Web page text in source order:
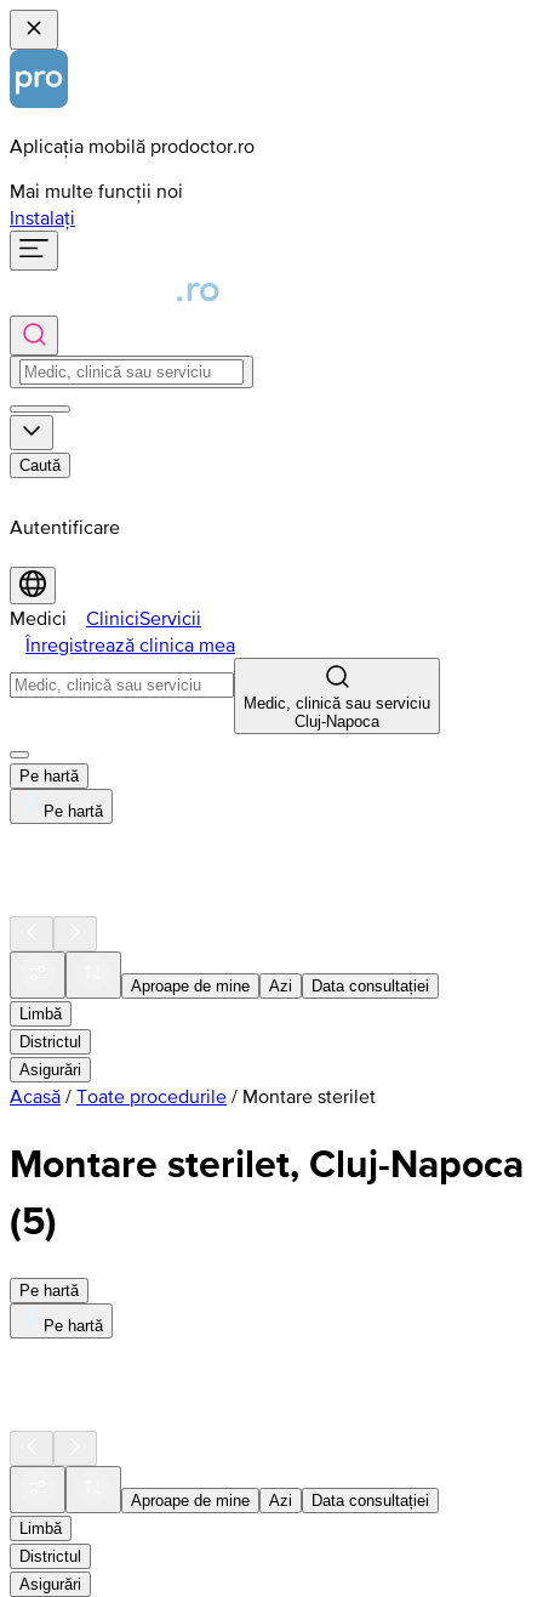
Aplicația mobilă prodoctor.ro
Mai multe funcții noi
Instalați
Caută
Autentificare
Medici CliniciServicii
Înregistrează clinica mea
Medic, clinică sau serviciu
Cluj-Napoca
Pe hartă
Pe hartă
Aproape de mine Azi
Data consultației
Limbă
Districtul
Asigurări
Acasă / Toate procedurile / Montare sterilet
Montare sterilet, Cluj-Napoca
(5)
Pe hartă
Pe hartă
Aproape de mine Azi
Data consultației
Limbă
Districtul
Asigurări